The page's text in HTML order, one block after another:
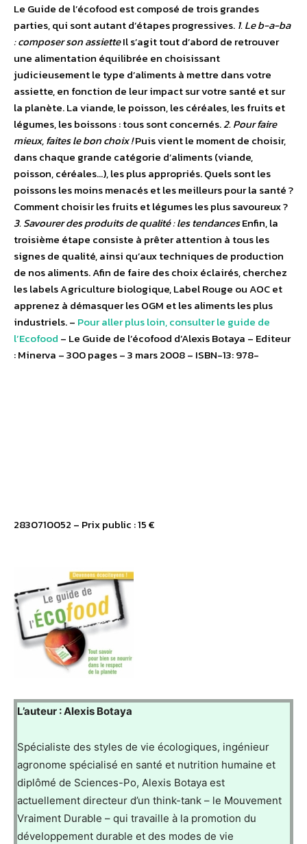
Le Guide de l’écofood est composé de trois grandes
parties, qui sont autant d’étapes progressives. 1. Le b-a-ba
: composer son assietteIl s’agit tout d’abord de retrouver
une alimentation équilibrée en choisissant
judicieusement le type d’aliments à mettre dans votre
assiette, en fonction de leur impact sur votre santé et sur
la planète. La viande, le poisson, les céréales, les fruits et
légumes, les boissons : tous sont concernés.2. Pour faire
mieux, faites le bon choix !Puis vient le moment de choisir,
dans chaque grande catégorie d’aliments (viande,
poisson, céréales…), les plus appropriés. Quels sont les
poissons les moins menacés et les meilleurs pour la santé ?
Comment choisir les fruits et légumes les plus savoureux ?
3. Savourer des produits de qualité : les tendancesEnfin, la
troisième étape consiste à prêter attention à tous les
signes de qualité, ainsi qu’aux techniques de production
de nos aliments. Afin de faire des choix éclairés, cherchez
les labels Agriculture biologique, Label Rouge ou AOC et
apprenez à démasquer les OGM et les aliments les plus
industriels. – Pour aller plus loin, consulter le guide de
l’Ecofood – Le Guide de l’écofood d’Alexis Botaya – Editeur
: Minerva – 300 pages – 3 mars 2008 – ISBN-13: 978-
2830710052 – Prix public : 15 €
L’auteur : Alexis Botaya
Spécialiste des styles de vie écologiques, ingénieur
agronome spécialisé en santé et nutrition humaine et
diplômé de Sciences-Po, Alexis Botaya est
actuellement directeur d’un think-tank – le Mouvement
Vraiment Durable – qui travaille à la promotion du
développement durable et des modes de vie